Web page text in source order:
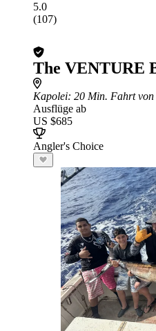
5.0
(107)
The VENTURE
Kapolei: 20 Min. Fahrt von
Ausflüge ab
US $685
Angler's Choice